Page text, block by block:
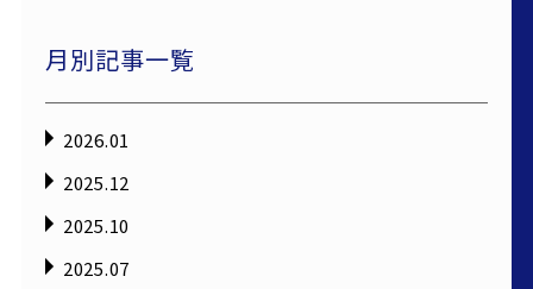
月別記事一覧
2026.01
2025.12
2025.10
2025.07